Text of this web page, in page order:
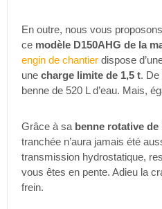
En outre, nous vous
ce modèle D150AHG de la
engin de chantier dispose
une charge limite de 1,5 t.
benne de 520 L d’eau. Mais,
Grâce à sa benne rotative de
tranchée n’aura jamais été
transmission hydrostatique,
vous êtes en pente. Adieu la
frein.